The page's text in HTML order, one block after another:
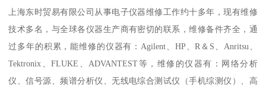
上海东时贸易有限公司从事电子仪器维修工作约十多年，现有维修
技术多名，与全球各仪器生产商有密切的联系，维修备件齐全，通
过多年的积累，能维修的仪器有：Agilent、HP、R＆S、Anritsu、
Tektronix、FLUKE、ADVANTEST等，维修的仪器有：网络分析
仪、信号源、频谱分析仪、无线电综合测试仪（手机综测仪）、高